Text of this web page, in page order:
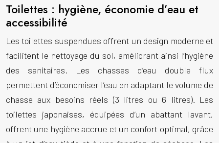
Toilettes : hygiène, économie d’eau et
accessibilité
Les toilettes suspendues offrent un design moderne et
facilitent le nettoyage du sol, améliorant ainsi l’hygiène
des sanitaires. Les chasses d’eau double flux
permettent d’économiser l’eau en adaptant le volume de
chasse aux besoins réels (3 litres ou 6 litres). Les
toilettes japonaises, équipées d’un abattant lavant,
offrent une hygiène accrue et un confort optimal, grâce